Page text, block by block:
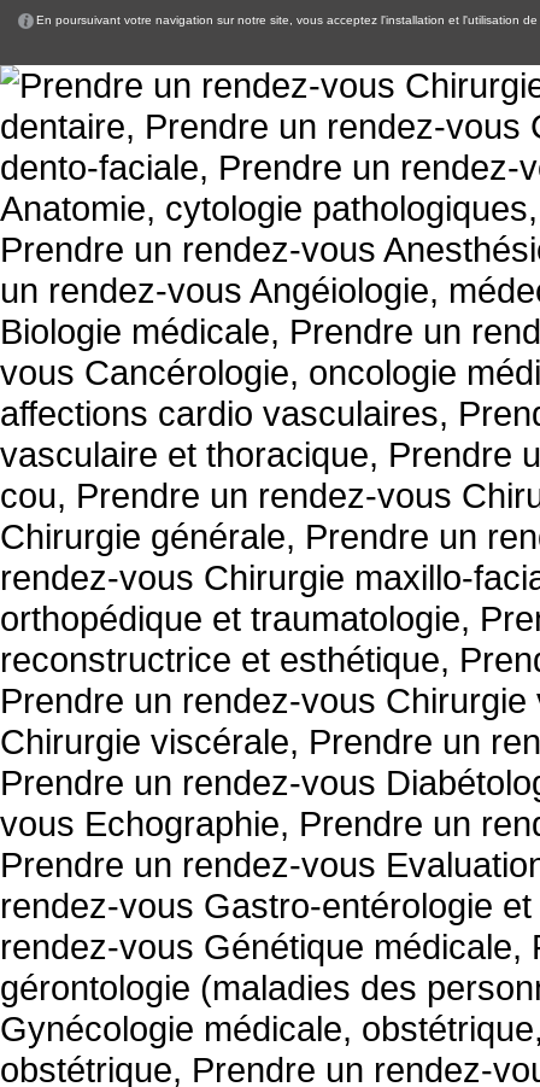
En poursuivant votre navigation sur notre site, vous acceptez l'installation et l'utilisation